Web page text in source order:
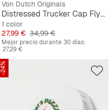
Von Dutch Originals
Distressed Trucker Cap Flying Eyeball
1 color
Precio
27,99 € Precio original
34,99 €
Mejor precio durante 30 días:
27,29 €
-24%